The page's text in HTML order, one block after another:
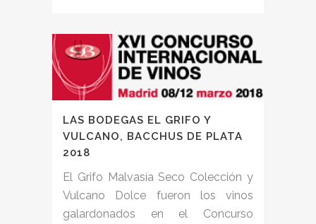
LAS BODEGAS EL GRIFO Y
VULCANO, BACCHUS DE PLATA
2018
El Grifo Malvasía Seco Colección y
Vulcano Dolce fueron los vinos
galardonados en el Concurso